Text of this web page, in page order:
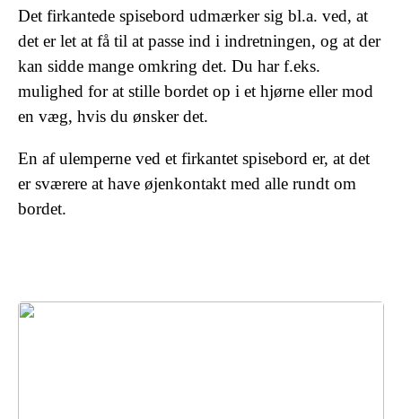
Det firkantede spisebord udmærker sig bl.a. ved, at
det er let at få til at passe ind i indretningen, og at der
kan sidde mange omkring det. Du har f.eks.
mulighed for at stille bordet op i et hjørne eller mod
en væg, hvis du ønsker det.
En af ulemperne ved et firkantet spisebord er, at det
er sværere at have øjenkontakt med alle rundt om
bordet.